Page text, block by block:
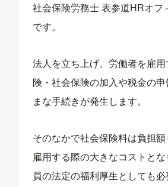
社会保険労務士 表参道HRオフ
です。
法人を立ち上げ、労働者を雇
険・社会保険の加入や税金の
まな手続きが発生します。
そのなかで社会保険料は負担
雇用する際の大きなコストと
員の法定の福利厚生としても